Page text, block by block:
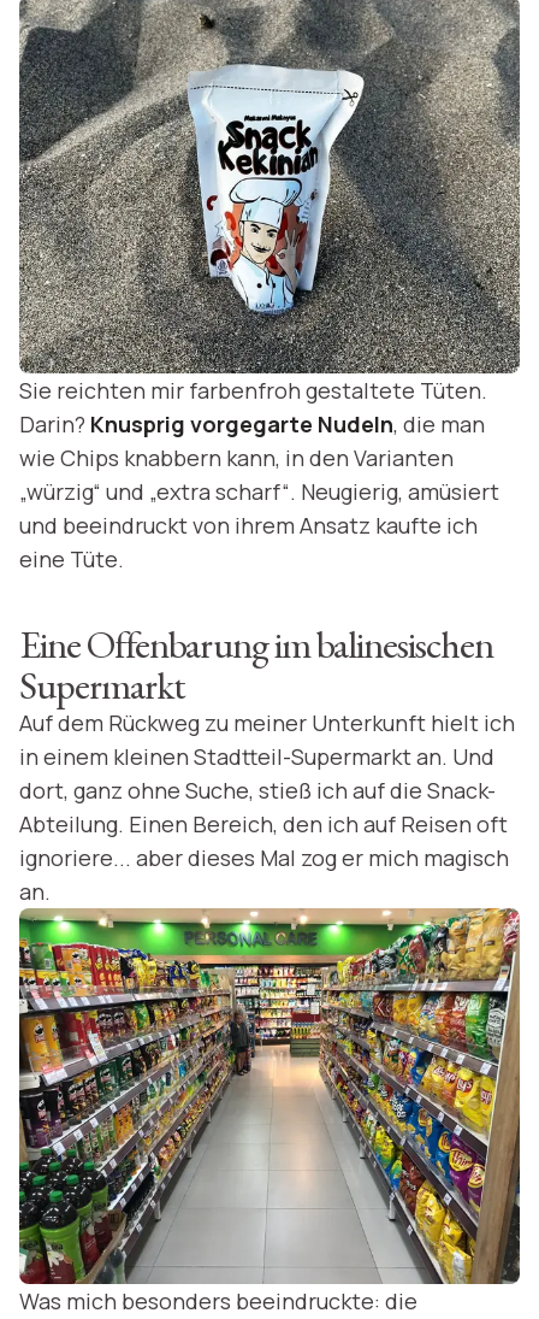
Sie reichten mir farbenfroh gestaltete Tüten.
Darin? Knusprig vorgegarte Nudeln, die man
wie Chips knabbern kann, in den Varianten
„würzig“ und „extra scharf“. Neugierig, amüsiert
und beeindruckt von ihrem Ansatz kaufte ich
eine Tüte.
Eine Offenbarung im balinesischen
Supermarkt
Auf dem Rückweg zu meiner Unterkunft hielt ich
in einem kleinen Stadtteil-Supermarkt an. Und
dort, ganz ohne Suche, stieß ich auf die Snack-
Abteilung. Einen Bereich, den ich auf Reisen oft
ignoriere... aber dieses Mal zog er mich magisch
an.
Was mich besonders beeindruckte: die